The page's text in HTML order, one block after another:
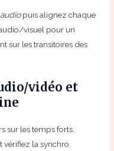
puis alignez chaque
visuel pour un
sur les transitoires des
vidéo et
sur les temps forts.
vérifiez la synchro